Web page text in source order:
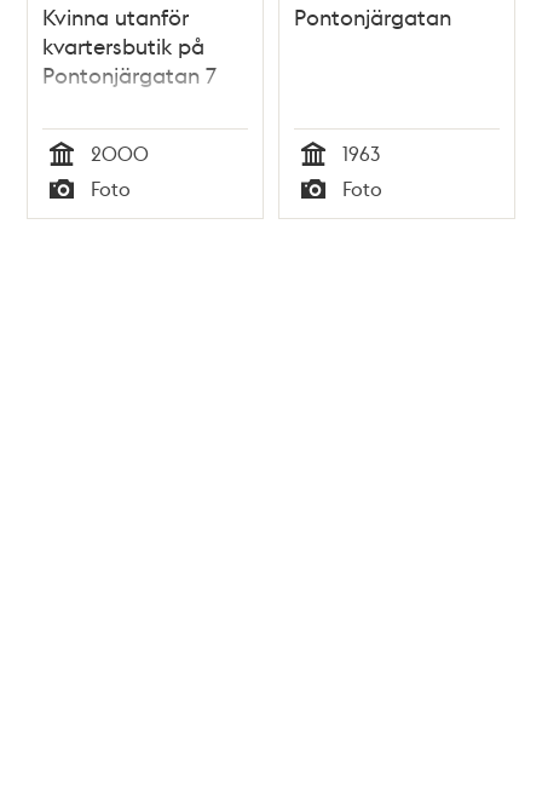
Kvinna utanför
kvartersbutik på
Pontonjärgatan 7
Tid
2000
Typ
Foto
Pontonjärgatan
Tid
1963
Typ
Foto